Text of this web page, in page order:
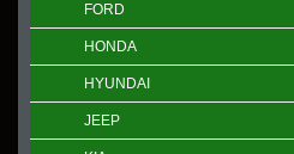
FORD
HONDA
HYUNDAI
JEEP